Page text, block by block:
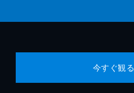
今すぐ観る